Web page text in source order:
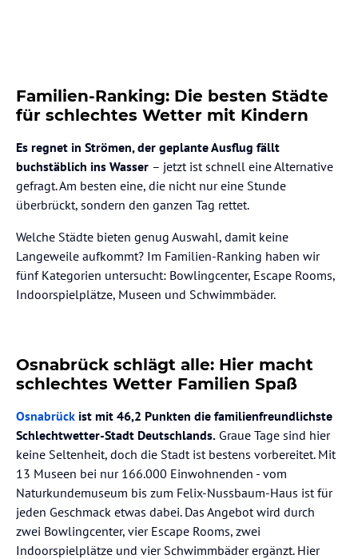
Familien-Ranking: Die besten Städte
für schlechtes Wetter mit Kindern
Es regnet in Strömen, der geplante Ausflug fällt
buchstäblich ins Wasser – jetzt ist schnell eine Alternative
gefragt. Am besten eine, die nicht nur eine Stunde
überbrückt, sondern den ganzen Tag rettet.
Welche Städte bieten genug Auswahl, damit keine
Langeweile aufkommt? Im Familien-Ranking haben wir
fünf Kategorien untersucht: Bowlingcenter, Escape Rooms,
Indoorspielplätze, Museen und Schwimmbäder.
Osnabrück schlägt alle: Hier macht
schlechtes Wetter Familien Spaß
Osnabrück ist mit 46,2 Punkten die familienfreundlichste
Schlechtwetter-Stadt Deutschlands. Graue Tage sind hier
keine Seltenheit, doch die Stadt ist bestens vorbereitet. Mit
13 Museen bei nur 166.000 Einwohnenden - vom
Naturkundemuseum bis zum Felix-Nussbaum-Haus ist für
jeden Geschmack etwas dabei. Das Angebot wird durch
zwei Bowlingcenter, vier Escape Rooms, zwei
Indoorspielplätze und vier Schwimmbäder ergänzt. Hier